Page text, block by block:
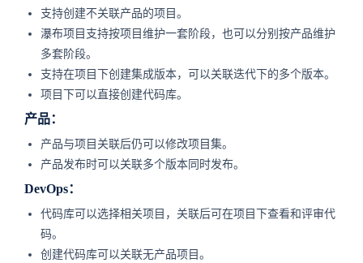
支持创建不关联产品的项目。
瀑布项目支持按项目维护一套阶段，也可以分别按产品维护
多套阶段。
支持在项目下创建集成版本，可以关联迭代下的多个版本。
项目下可以直接创建代码库。
产品：
产品与项目关联后仍可以修改项目集。
产品发布时可以关联多个版本同时发布。
DevOps：
代码库可以选择相关项目，关联后可在项目下查看和评审代
码。
创建代码库可以关联无产品项目。